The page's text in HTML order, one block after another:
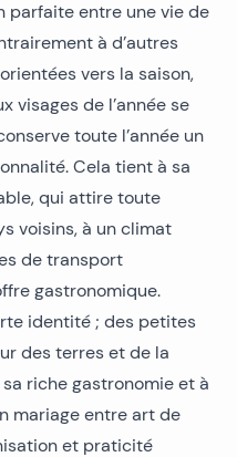
parfaite entre une vie de
à d’autres
vers la saison,
visages de l’année se
toute l’année un
Cela tient à sa
qui attire toute
voisins, à un climat
de transport
gastronomique.
identité ; des petites
des terres et de la
riche gastronomie et à
mariage entre art de
et praticité